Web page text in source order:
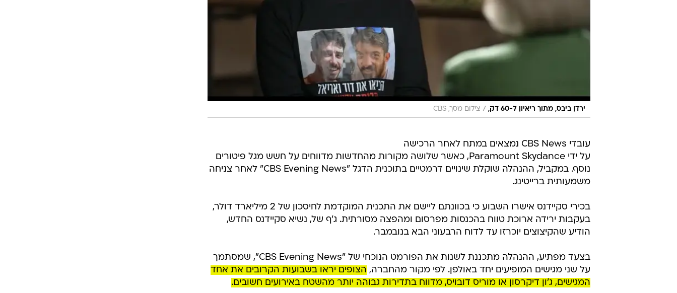
ירדן ביבס, מתוך ריאיון ל-60 דק, / צילום מסך, CBS
עובדי CBS News נמצאים במתח לאחר הרכישה
על ידי Paramount Skydance, כאשר שלושה מקורות מהחדשות מדווחים על חשש מגל פיטורים
נוסף. במקביל, ההנהלה שוקלת שינויים דרמטיים בתוכנית הדגל "CBS Evening News" לאחר צניחה
משמעותית ברייטינג.
בכירי סקיידנס אישרו השבוע כי בכוונתם ליישם את התכנית המוקדמת לחיסכון של 2 מיליארד דולר,
בעקבות ירידה ארוכת טווח בהכנסות מפרסום ומהפצה מסורתית. ג'ף של, נשיא סקיידנס החדש,
הודיע שהקיצוצים יוכרזו עד לדוח הרבעוני הבא בנובמבר.
בצעד מפתיע, ההנהלה מתכננת לשנות את הפורמט הנוכחי של "CBS Evening News", שמסתמך
על שני מגישים המופיעים יחד באולפן. לפי מקור מהחברה, הצופים יראו בשבועות הקרובים את אחד
המגישים, ג'ון דיקרסון או מוריס דובויס, מדווח בתדירות גבוהה יותר מהשטח באירועים חשובים.